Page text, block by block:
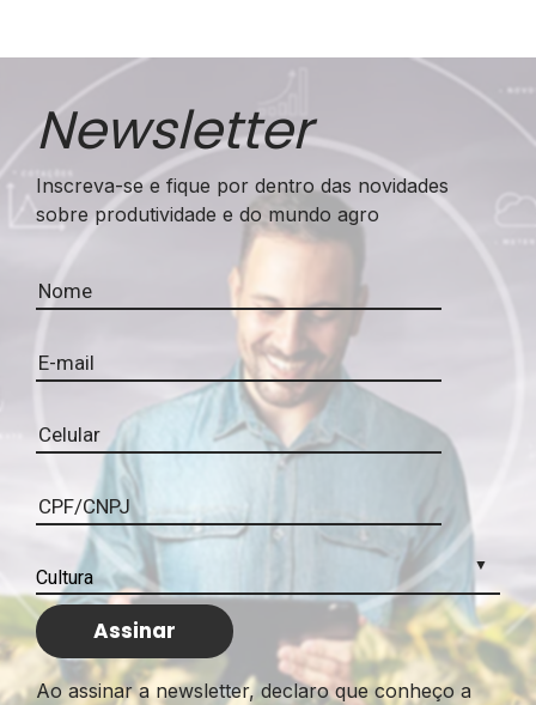
Newsletter
Inscreva-se e fique por dentro das novidades
sobre produtividade e do mundo agro
Ao assinar a newsletter, declaro que conheço a